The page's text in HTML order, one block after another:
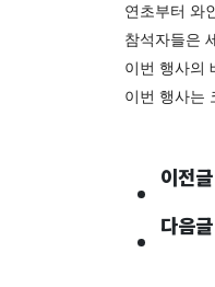
연초부터 와
참석자들은
이번 행사의
이번 행사는
이전글
다음글